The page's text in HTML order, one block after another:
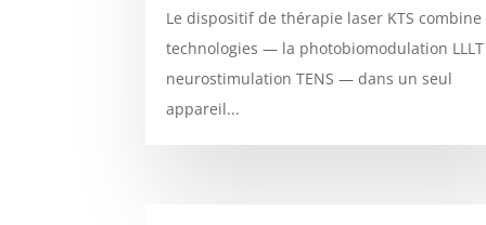
Le dispositif de thérapie laser KTS
technologies — la photobiomodulation
neurostimulation TENS — dans un seul
appareil...